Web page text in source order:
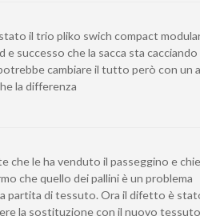
il trio pliko swich compact
e successo che la sacca sta cacciando
cambiare il tutto però con un
la differenza
che le ha venduto il passeggino e
che quello dei pallini è un problema
partita di tessuto. Ora il difetto è
la sostituzione con il nuovo